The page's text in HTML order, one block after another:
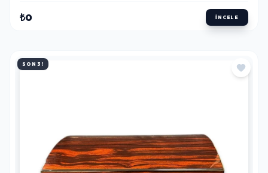
₺0 İNCELE
SON 3!